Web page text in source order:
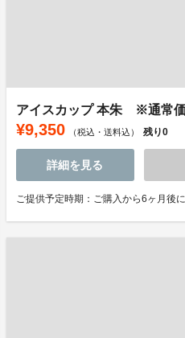
アイスカップ 本朱 ※通常価
¥9,350 （税込・送料込） 残り0
詳細を見る
ご提供予定時期：ご購入から6ヶ月後